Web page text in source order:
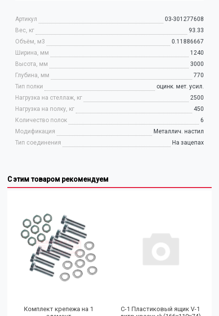
Артикул
03-301277608
Вес, кг
93.33
Объём, м3
0.11886667
Ширина, мм
1240
Высота, мм
3000
Глубина, мм
770
Тип полки
оцинк. мет. усил.
Нагрузка на стеллаж, кг
2500
Нагрузка на полку, кг
450
Количество полок
6
Модификация
Металлич. настил
Тип соединения
На зацепах
С этим товаром рекомендуем
Комплект крепежа на 1
С-1 Пластиковый ящик V-1